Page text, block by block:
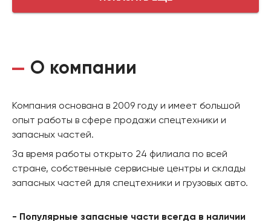
О компании
Компания основана в 2009 году и имеет большой
опыт работы в сфере продажи спецтехники и
запасных частей.
За время работы открыто 24 филиала по всей
стране, собственные сервисные центры и склады
запасных частей для спецтехники и грузовых авто.
- Популярные запасные части всегда в наличии